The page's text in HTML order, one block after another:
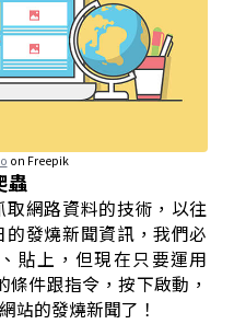
on Freepik
蟲
網路資料的技術，以往
發燒新聞資訊，我們必
貼上，但現在只要運用
件跟指令，按下啟動，
站的發燒新聞了！